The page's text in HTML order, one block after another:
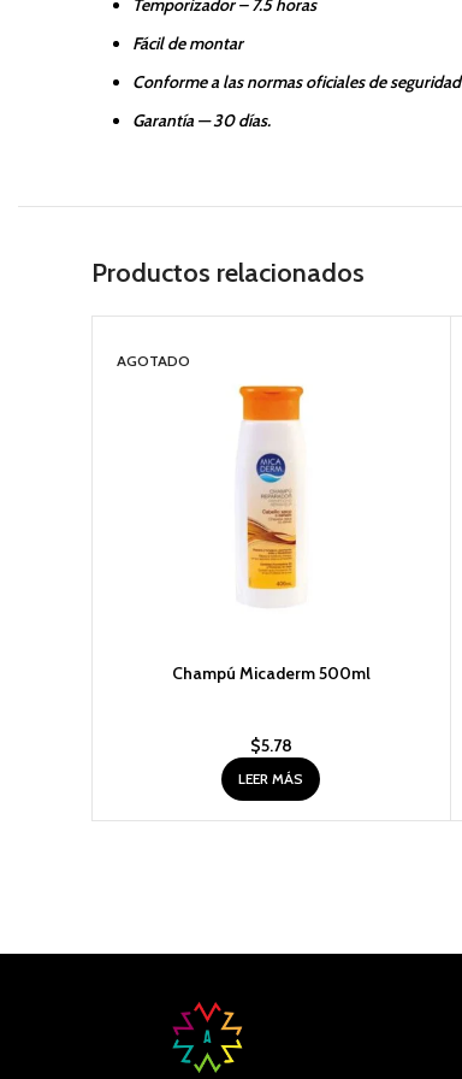
Temporizador – 7.5 horas
Fácil de montar
Conforme a las normas oficiales de seguridad
Garantía — 30 días.
Productos relacionados
AGOTADO
Champú Micaderm 500ml
$5.78
LEER MÁS